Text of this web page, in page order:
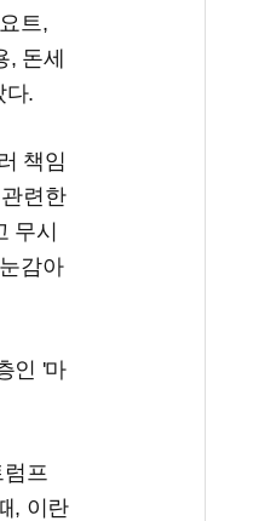
트,
돈세
다.
책임
련한
무시
감아
인 '마
럼프
, 이란